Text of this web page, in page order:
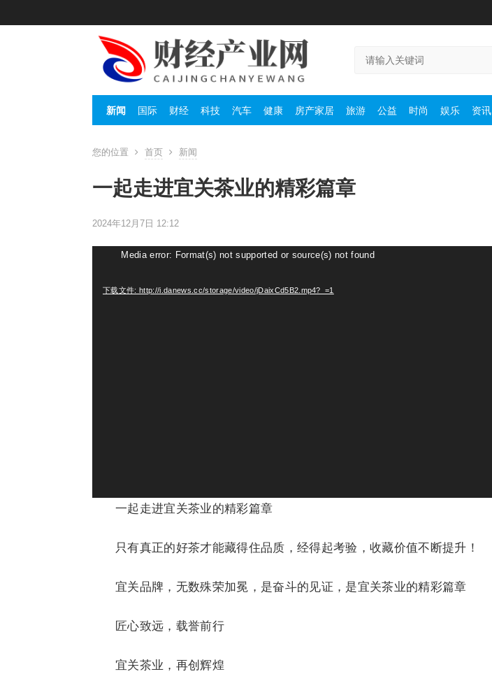
新闻 国际 财经 科技 汽车 健康 房产家居 旅游 公益 时尚 娱乐 资讯
您的位置 首页 新闻
一起走进宜关茶业的精彩篇章
2024年12月7日 12:12
播
Media error: Format(s) not supported or source(s) not found
下载文件: http://i.danews.cc/storage/video/jDaixCd5B2.mp4?_=1
一起走进宜关茶业的精彩篇章
只有真正的好茶才能藏得住品质，经得起考验，收藏价值不断提升！
宜关品牌，无数殊荣加冕，是奋斗的见证，是宜关茶业的精彩篇章
匠心致远，载誉前行
宜关茶业，再创辉煌